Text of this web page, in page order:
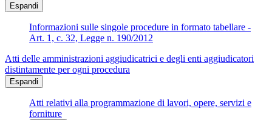
Espandi
Informazioni sulle singole procedure in formato tabellare -
Art. 1, c. 32, Legge n. 190/2012
Atti delle amministrazioni aggiudicatrici e degli enti aggiudicatori
distintamente per ogni procedura
Espandi
Atti relativi alla programmazione di lavori, opere, servizi e
forniture